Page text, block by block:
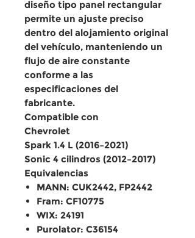
diseño tipo panel rectangular
permite un ajuste preciso
dentro del alojamiento original
del vehículo, manteniendo un
flujo de aire constante
conforme a las
especificaciones del
fabricante.
Compatible con
Chevrolet
Spark 1.4 L (2016–2021)
Sonic 4 cilindros (2012–2017)
Equivalencias
MANN: CUK2442, FP2442
Fram: CF10775
WIX: 24191
Purolator: C36154